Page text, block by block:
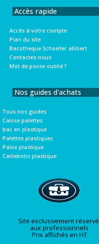
Accès rapide
Accès à votre compte
Plan du site
Bacotheque Schoeller allibert
Contactez-nous
Mot de passe oublié ?
Nos guides d'achats
Tous nos guides
Caisse palettes
bac en plastique
Palettes plastiques
Palox plastique
Caillebotis plastique
Site exclusivement réservé
aux professionnels
Prix affichés en HT